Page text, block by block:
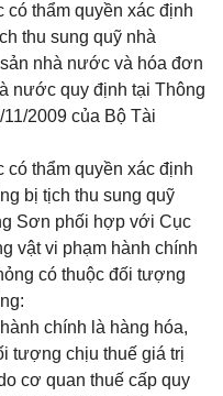
thẩm quyền xác định
thu sung quỹ nhà
nhà nước và hóa đơn
nước quy định tại Thông
11/2009 của Bộ Tài
thẩm quyền xác định
bị tịch thu sung quỹ
Sơn phối hợp với Cục
vật vi phạm hành chính
có thuộc đối tượng
chính là hàng hóa,
tượng chịu thuế giá trị
cơ quan thuế cấp quy